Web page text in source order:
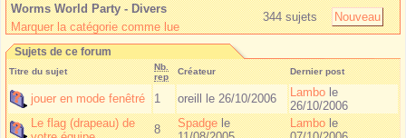
Worms World Party - Divers
Marquer la catégorie comme lue
344 sujets Nouveau
Sujets de ce forum
Titre du sujet
Nb.
rep
Créateur Dernier post
jouer en mode fenêtré 1 oreill le 26/10/2006 Lambo le
26/10/2006
Le flag (drapeau) de
8 Spadgele
Lambo le